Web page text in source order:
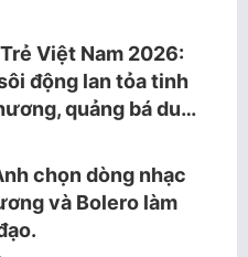
Việt Nam 2026:
động lan tỏa tinh
quảng bá du…
chọn dòng nhạc
và Bolero làm